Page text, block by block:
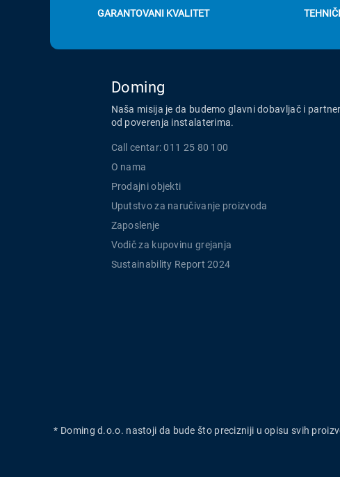
GARANTOVANI KVALITET
Doming
Naša misija je da budemo glavni dobavljač i partner
od poverenja instalaterima.
Call centar: 011 25 80 100
O nama
Prodajni objekti
Uputstvo za naručivanje proizvoda
Zaposlenje
Vodič za kupovinu grejanja
Sustainability Report 2024
* Doming d.o.o. nastoji da bude što precizniji u opisu svih